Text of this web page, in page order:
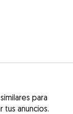
para
tus anuncios.